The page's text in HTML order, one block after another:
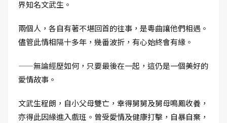
界知名文武生。
兩個人，各自有著不堪回首的往事，是粵曲讓他們相遇。
儘管此情相隔十多年，幾番波折，有心始終會有緣。
——無論經歷如何，只要最後在一起，這仍是一個美好的
愛情故事。
文武生程朗，自小父母雙亡，幸得舅舅及舅母鳴鳳收養，
亦得此因緣進入戲班。曾受愛情及健康打擊，自暴自棄，